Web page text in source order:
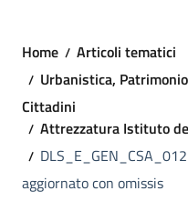
Home
Articoli tematici
Urbanistica,
Cittadini
Attrezzatura Istituto
aggiornato con omissis